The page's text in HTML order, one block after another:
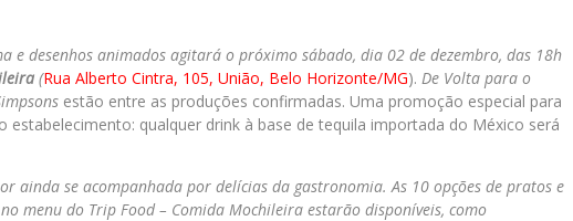
e desenhos animados agitará o próximo sábado, dia 02 de dezembro, das 18h
(Rua Alberto Cintra, 105, União, Belo Horizonte/MG). De Volta para o
estão entre as produções confirmadas. Uma promoção especial para
estabelecimento: qualquer drink à base de tequila importada do México será
ainda se acompanhada por delícias da gastronomia. As 10 opções de pratos e
menu do Trip Food – Comida Mochileira estarão disponíveis, como